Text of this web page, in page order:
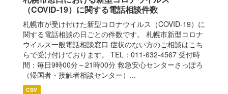
（COVID-19）に関する電話相談件数
札幌市が受け付けた新型コロナウイルス（COVID-19）に
関する電話相談の日ごとの件数です。 札幌市新型コロナ
ウイルス一般電話相談窓口 症状のない方のご相談はこち
らで受け付けております。 TEL：011-632-4567 受付時
間：毎日9時00分～21時00分 救急安心センターさっぽろ
（帰国者・接触者相談センター）...
CSV